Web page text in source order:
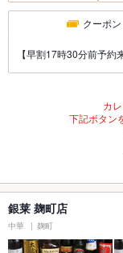
クーポン
【早割17時30分前予
カ
下記ボタン
銀莱 麹町店
中華 麹町